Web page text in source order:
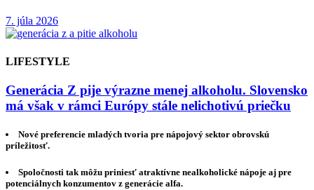
7. júla 2026
LIFESTYLE
Generácia Z pije výrazne menej alkoholu. Slovensko
má však v rámci Európy stále nelichotivú priečku
Nové preferencie mladých tvoria pre nápojový sektor obrovskú
príležitosť.
Spoločnosti tak môžu priniesť atraktívne nealkoholické nápoje aj pre
potenciálnych konzumentov z generácie alfa.